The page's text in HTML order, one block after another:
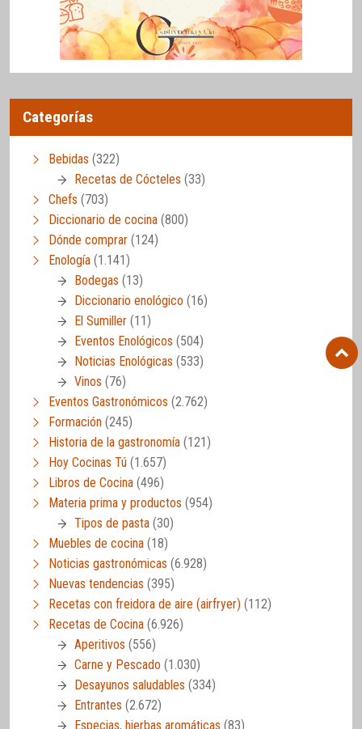
Categorías
Bebidas (322)
Recetas de Cócteles (33)
Chefs (703)
Diccionario de cocina (800)
Dónde comprar (124)
Enología (1.141)
Bodegas (13)
Diccionario enológico (16)
El Sumiller (11)
Eventos Enológicos (504)
Noticias Enológicas (533)
Vinos (76)
Eventos Gastronómicos (2.762)
Formación (245)
Historia de la gastronomía (121)
Hoy Cocinas Tú (1.657)
Libros de Cocina (496)
Materia prima y productos (954)
Tipos de pasta (30)
Muebles de cocina (18)
Noticias gastronómicas (6.928)
Nuevas tendencias (395)
Recetas con freidora de aire (airfryer) (112)
Recetas de Cocina (6.926)
Aperitivos (556)
Carne y Pescado (1.030)
Desayunos saludables (334)
Entrantes (2.672)
Especias, hierbas aromáticas (83)